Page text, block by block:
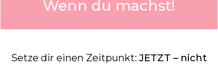
Wenn du machst!
Setze dir einen Zeitpunkt:JETZT – nicht